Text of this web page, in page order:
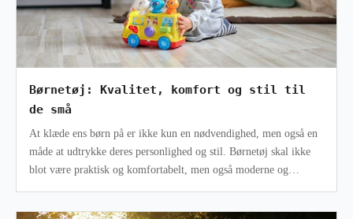
Børnetøj: Kvalitet, komfort og stil til
de små
At klæde ens børn på er ikke kun en nødvendighed, men også en
måde at udtrykke deres personlighed og stil. Børnetøj skal ikke
blot være praktisk og komfortabelt, men også moderne og